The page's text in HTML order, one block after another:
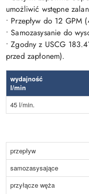
umożliwić wstępne
• Przepływ do 12 GPM
• Samozasysanie do
• Zgodny z USCG
przed zapłonem).
wydajność
l/min
45 l/min.
przepływ
samozasysające
przyłącze węża